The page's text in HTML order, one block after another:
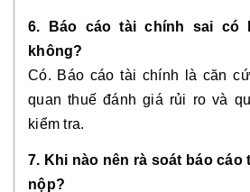
6. Báo cáo tài chính sai có
không?
Có. Báo cáo tài chính là căn
quan thuế đánh giá rủi ro và
kiểm tra.
7. Khi nào nên rà soát báo
nộp?